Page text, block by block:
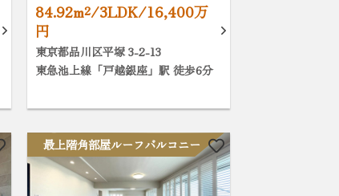
84.92m²/3LDK/16,400万
円
東京都品川区平塚 3-2-13
東急池上線「戸越銀座」駅 徒歩6分
最上階角部屋ルーフバルコニー